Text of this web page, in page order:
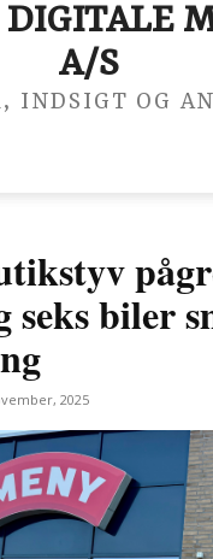
A/S
INDSIGT OG
seks biler
2025